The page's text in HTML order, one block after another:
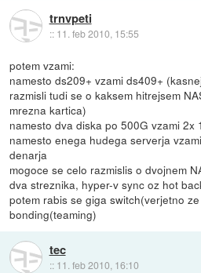
trnvpeti
:: 11. feb 2010, 15:55
potem vzami:
namesto ds209+ vzami ds409+
razmisli tudi se o kaksem hitrejsem
mrezna kartica)
namesto dva diska po 500G vzami 2x
namesto enega hudega serverja
denarja
mogoce se celo razmislis o dvojnem
dva streznika, hyper-v sync oz hot
potem rabis se giga switch(verjetno
bonding(teaming)
tec
:: 11. feb 2010, 16:10